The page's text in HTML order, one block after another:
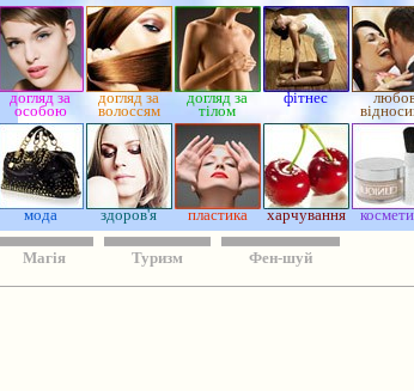
догляд за
особою
догляд за
волоссям
догляд за
тілом
фітнес
мода здоров'я пластика харчування
Магія Туризм Фен-шуй